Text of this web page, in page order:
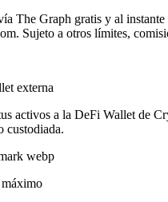
The Graph gratis y al instante
Sujeto a otros límites,
externa
activos a la DeFi Wallet de
custodiada.
máximo